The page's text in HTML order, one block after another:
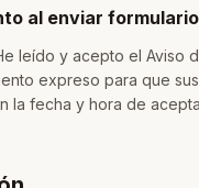
al enviar
leído y acepto el Aviso
expreso para que
la fecha y hora de